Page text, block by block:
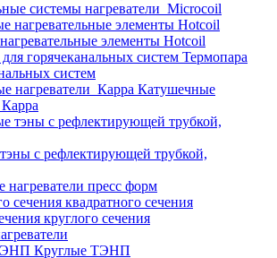
системы нагреватели_Microcoil
элементы Hotcoil
Термопара
систем
Катушечные
с рефлектирующей трубкой,
пресс форм
квадратного сечения
круглого сечения
Круглые ТЭНП